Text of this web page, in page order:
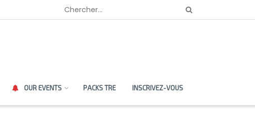
OUR EVENTS PACKS TRE INSCRIVEZ-VOUS